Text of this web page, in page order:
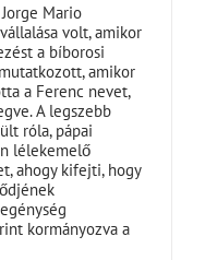
Mario
volt, amikor
a bíborosi
amikor
a Ferenc nevet,
A legszebb
róla, pápai
lélekemelő
ahogy kifejti, hogy
kormányozva a